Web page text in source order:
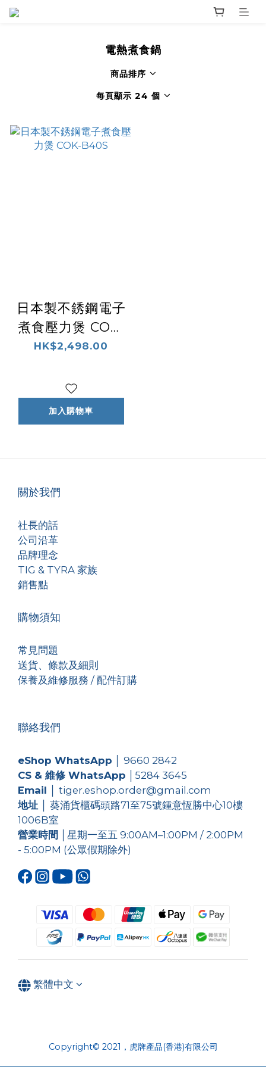
電熱煮食鍋
商品排序
每頁顯示 24 個
日本製不銹鋼電子
煮食壓力煲 COK-
B40S
HK$2,498.00
加入購物車
關於我們
社長的話
公司沿革
品牌理念
TIG & TYRA 家族
銷售點
購物須知
常見問題
送貨、條款及細則
保養及維修服務 / 配件訂購
聯絡我們
eShop WhatsApp
9660 2842
CS & 維修 WhatsApp
5284 3645
Email
│ tiger.eshop.order@gmail.com
地址
│ 葵涌貨櫃碼頭路71至75號鍾意恆勝中心10樓
1006B室
營業時間 │星期一至五 9:00AM–1:00PM / 2:00PM
- 5:00PM (公眾假期除外)
繁體中文
Copyright© 2021，虎牌產品(香港)有限公司